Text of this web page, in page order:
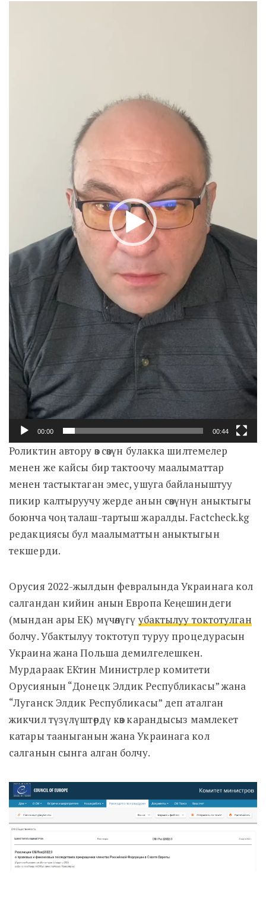
00:00 00:44
Роликтин автору өз сөзүн булакка шилтемелер
менен же кайсы бир тактоочу маалыматтар
менен тастыктаган эмес, ушуга байланыштуу
пикир калтыруучу жерде анын сөзүнүн аныктыгы
боюнча чоң талаш-тартыш жаралды. Factcheck.kg
редакциясы бул маалыматтын аныктыгын
текшерди.
Орусия 2022-жылдын февралында Украинага кол
салгандан кийин анын Европа Кеңешиндеги
(мындан ары ЕК) мүчөлүгү убактылуу токтотулган
болчу. Убактылуу токтотуп туруу процедурасын
Украина жана Польша демилгелешкен.
Мурдараак ЕКтин Министрлер комитети
Орусиянын “Донецк Элдик Республикасы” жана
“Луганск Элдик Республикасы” деп аталган
жикчил түзүлүштөрдү көз карандысыз мамлекет
катары тааныганын жана Украинага кол
салганын сынга алган болчу.